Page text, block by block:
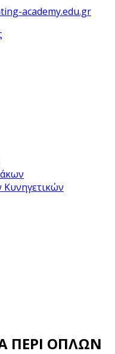
Κυνηγετικών
ΠΕΡΙ ΟΠΛΩΝ